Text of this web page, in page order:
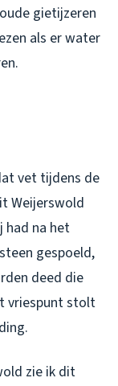
gietijzeren
als er water
vet tijdens de
Weijerswold
had na het
gespoeld,
deed die
vriespunt stolt
zie ik dit